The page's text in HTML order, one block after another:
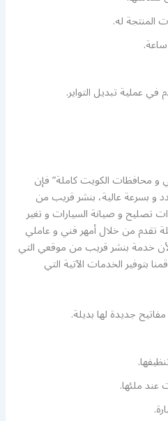
المنتجة له.
عملية تبديل التواير.
و محافظات الكويت كاملة” فإن
و بسرعة عالية، بنشر قريب من
تصليح و صيانة السيارات و تغير
تقدم من خلال أمهر فني و عاملي
خدمة بنشر قريب من موقعي التي
بتوفير الخدمات الآتية التي
جديدة لها بديلة.
عند ملئها.